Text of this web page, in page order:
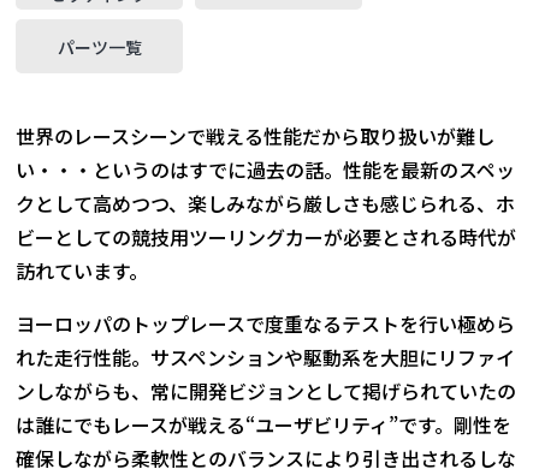
パーツ一覧
世界のレースシーンで戦える性能だから取り扱いが難し
い・・・というのはすでに過去の話。性能を最新のスペッ
クとして高めつつ、楽しみながら厳しさも感じられる、ホ
ビーとしての競技用ツーリングカーが必要とされる時代が
訪れています。
ヨーロッパのトップレースで度重なるテストを行い極めら
れた走行性能。サスペンションや駆動系を大胆にリファイ
ンしながらも、常に開発ビジョンとして掲げられていたの
は誰にでもレースが戦える“ユーザビリティ”です。剛性を
確保しながら柔軟性とのバランスにより引き出されるしな